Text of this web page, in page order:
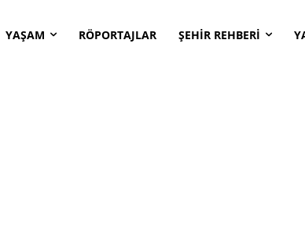
YAŞAM RÖPORTAJLAR ŞEHİR REHBERİ